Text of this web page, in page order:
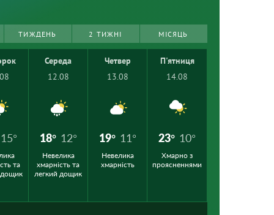
ТИЖДЕНЬ 2 ТИЖНІ МІСЯЦЬ
15°
та
дощик
Середа
12.08
18° 12°
Невелика
хмарність та
легкий дощик
Четвер
13.08
19° 11°
Невелика
хмарність
П'ятниця
14.08
23° 10°
Хмарно з
проясненнями